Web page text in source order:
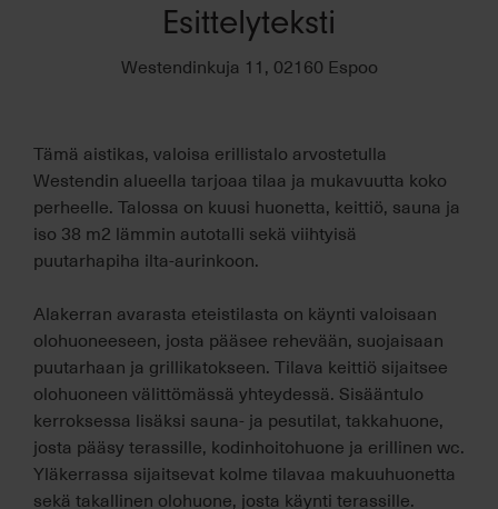
Esittelyteksti
Westendinkuja 11, 02160 Espoo
Tämä aistikas, valoisa erillistalo arvostetulla
Westendin alueella tarjoaa tilaa ja mukavuutta koko
perheelle. Talossa on kuusi huonetta, keittiö, sauna ja
iso 38 m2 lämmin autotalli sekä viihtyisä
puutarhapiha ilta-aurinkoon.
Alakerran avarasta eteistilasta on käynti valoisaan
olohuoneeseen, josta pääsee rehevään, suojaisaan
puutarhaan ja grillikatokseen. Tilava keittiö sijaitsee
olohuoneen välittömässä yhteydessä. Sisääntulo
kerroksessa lisäksi sauna- ja pesutilat, takkahuone,
josta pääsy terassille, kodinhoitohuone ja erillinen wc.
Yläkerrassa sijaitsevat kolme tilavaa makuuhuonetta
sekä takallinen olohuone, josta käynti terassille.